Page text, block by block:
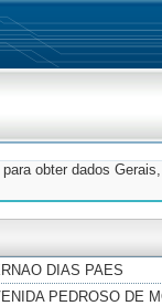
obter dados
DIAS PAES
PEDROSO DE